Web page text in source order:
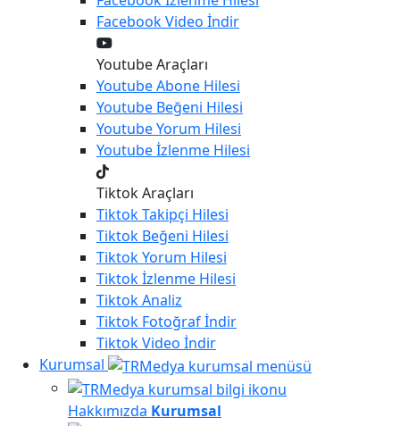
FacebookVideo İndir
Youtube Araçları
YoutubeAbone Hilesi
Youtube Beğeni Hilesi
YoutubeYorum Hilesi
Youtubeİzlenme Hilesi
Tiktok Araçları
TiktokTakipçi Hilesi
Tiktok Beğeni Hilesi
TiktokYorum Hilesi
Tiktokİzlenme Hilesi
TiktokAnaliz
Tiktok Fotoğraf İndir
TiktokVideo İndir
Kurumsal
Hakkımızda Kurumsal